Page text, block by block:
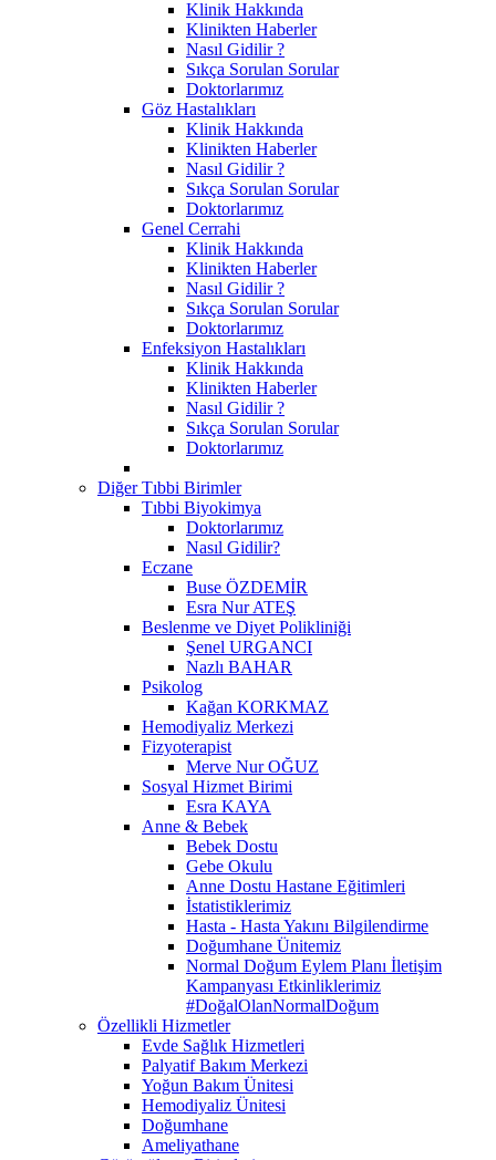
Klinik Hakkında
Klinikten Haberler
Nasıl Gidilir ?
Sıkça Sorulan Sorular
Doktorlarımız
Göz Hastalıkları
Klinik Hakkında
Klinikten Haberler
Nasıl Gidilir ?
Sıkça Sorulan Sorular
Doktorlarımız
Genel Cerrahi
Klinik Hakkında
Klinikten Haberler
Nasıl Gidilir ?
Sıkça Sorulan Sorular
Doktorlarımız
Enfeksiyon Hastalıkları
Klinik Hakkında
Klinikten Haberler
Nasıl Gidilir ?
Sıkça Sorulan Sorular
Doktorlarımız
Diğer Tıbbi Birimler
Tıbbi Biyokimya
Doktorlarımız
Nasıl Gidilir?
Eczane
Buse ÖZDEMİR
Esra Nur ATEŞ
Beslenme ve Diyet Polikliniği
Şenel URGANCI
Nazlı BAHAR
Psikolog
Kağan KORKMAZ
Hemodiyaliz Merkezi
Fizyoterapist
Merve Nur OĞUZ
Sosyal Hizmet Birimi
Esra KAYA
Anne & Bebek
Bebek Dostu
Gebe Okulu
Anne Dostu Hastane Eğitimleri
İstatistiklerimiz
Hasta - Hasta Yakını Bilgilendirme
Doğumhane Ünitemiz
Normal Doğum Eylem Planı İletişim
Kampanyası Etkinliklerimiz
#DoğalOlanNormalDoğum
Özellikli Hizmetler
Evde Sağlık Hizmetleri
Palyatif Bakım Merkezi
Yoğun Bakım Ünitesi
Hemodiyaliz Ünitesi
Doğumhane
Ameliyathane